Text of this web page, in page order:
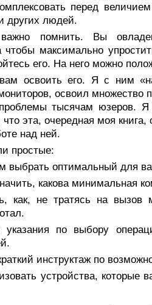
перед
других людей.
помнить. Вы
чтобы максимально
его. На него можно
освоить его. Я с ним
освоил множество
тысячам юзеров.
что эта, очередная моя
над ней.
простые:
выбрать оптимальный для
какова минимальная
как, не тратясь на
по выбору
инструктаж по
устройства, которые